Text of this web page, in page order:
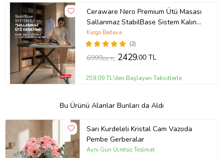
Ceraware Nero Premium Ütü Masası
Sallanmaz StabilBase Sistem Kalın
Boru Büyük Boy Profesyonel Ütü
Deneyimi
(2)
Kargo Bedava
6999,00 TL 2429,00 TL
259,09 TL'den Başlayan Taksitlerle
Bu Ürünü Alanlar Bunları da Aldı
Sarı Kurdeleli Kristal Cam Vazoda
Pembe Gerberalar
Aynı Gün Ücretsiz Teslimat